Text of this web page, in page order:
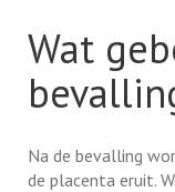
Wat
Na de bevalling
de placenta eruit.